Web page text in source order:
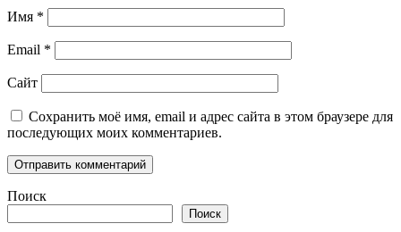
Имя *
Email *
Сайт
Сохранить моё имя, email и адрес сайта в этом браузере для
последующих моих комментариев.
Поиск
Поиск